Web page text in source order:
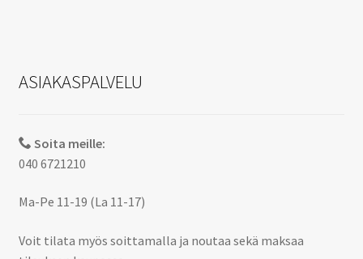
ASIAKASPALVELU
Soita meille:
040 6721210
Ma-Pe 11-19 (La 11-17)
Voit tilata myös soittamalla ja noutaa sekä maksaa